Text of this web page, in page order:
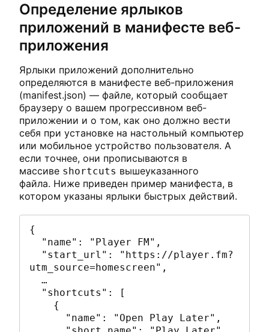
Определение ярлыков
приложений в манифесте веб-
приложения
Ярлыки приложений дополнительно
определяются в манифесте веб-приложения
(manifest.json) — файле, который сообщает
браузеру о вашем прогрессивном веб-
приложении и о том, как оно должно вести
себя при установке на настольный компьютер
или мобильное устройство пользователя. А
если точнее, они прописываются в
массиве shortcuts вышеуказанного
файла. Ниже приведен пример манифеста, в
котором указаны ярлыки быстрых действий.
{
utm_source=homescreen",
  …